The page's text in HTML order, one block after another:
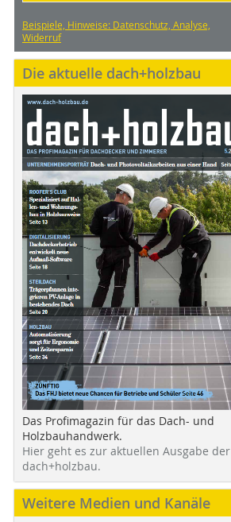
Beispiele, Hinweise: Datenschutz, Analyse,
Widerruf
Die aktuelle dach+holzbau
Das Profimagazin für das Dach- und
Holzbauhandwerk.
Hier geht es zur aktuellen Ausgabe der
dach+holzbau.
Weitere Medien und Kanäle